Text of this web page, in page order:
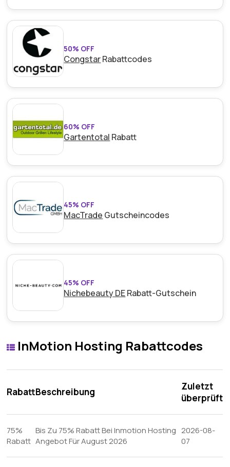
50% OFF
CongstarRabattcodes
60% OFF
Gartentotal Rabatt
45% OFF
MacTrade Gutscheincodes
45% OFF
Nichebeauty DERabatt-Gutschein
InMotion Hosting Rabattcodes
RabattBeschreibung
Zuletzt
überprüft
75%
Rabatt
Bis Zu 75% Rabatt Bei Inmotion Hosting
Angebot Für August 2026
2026-08-
07